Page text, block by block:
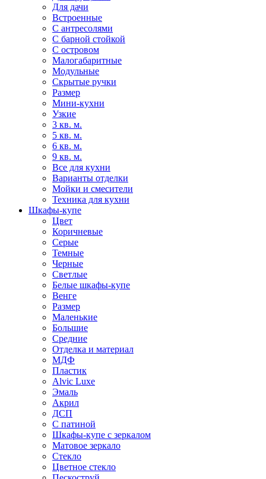
Для дачи
Встроенные
С антресолями
С барной стойкой
С островом
Малогабаритные
Модульные
Скрытые ручки
Размер
Мини-кухни
Узкие
3 кв. м.
5 кв. м.
6 кв. м.
9 кв. м.
Все для кухни
Варианты отделки
Мойки и смесители
Техника для кухни
Шкафы-купе
Цвет
Коричневые
Серые
Темные
Черные
Светлые
Белые шкафы-купе
Венге
Размер
Маленькие
Большие
Средние
Отделка и материал
МДФ
Пластик
Alvic Luxe
Эмаль
Акрил
ДСП
С патиной
Шкафы-купе с зеркалом
Матовое зеркало
Стекло
Цветное стекло